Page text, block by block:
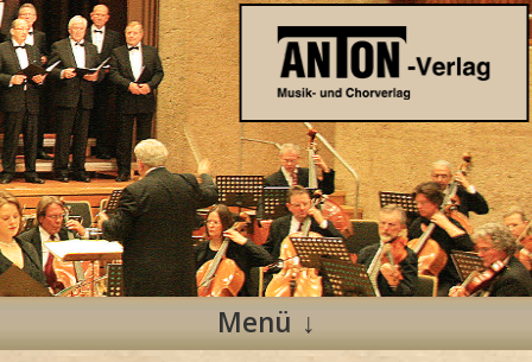
Anton Verlag
Musik- und Chorverlag
Menü